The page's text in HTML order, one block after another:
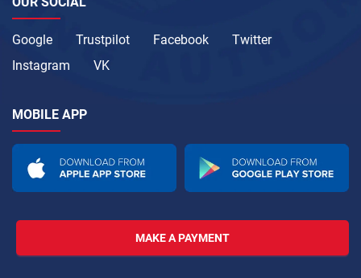
Google Trustpilot Facebook
Twitter
Instagram
VK
MOBILE APP
MAKE A PAYMENT